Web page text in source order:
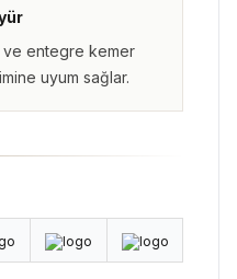
ve entegre kemer
uyum sağlar.